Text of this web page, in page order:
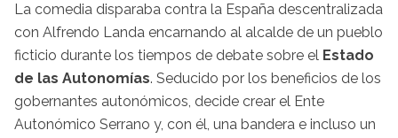
La comedia disparaba contra la España descentralizada
con Alfrendo Landa encarnando al alcalde de un pueblo
ficticio durante los tiempos de debate sobre el Estado
de las Autonomías. Seducido por los beneficios de los
gobernantes autonómicos, decide crear el Ente
Autonómico Serrano y, con él, una bandera e incluso un